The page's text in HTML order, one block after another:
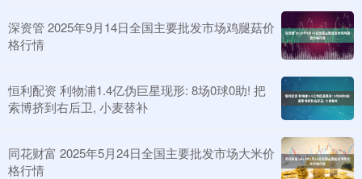
深资管 2025年9月14日全国主要批发市场鸡腿菇价
格行情
恒利配资 利物浦1.4亿伪巨星现形: 8场0球0助! 把
索博挤到右后卫, 小麦替补
同花财富 2025年5月24日全国主要批发市场大米价
格行情